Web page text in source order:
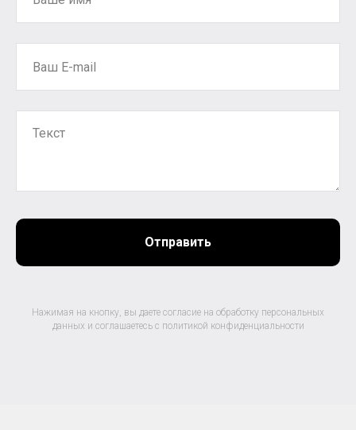
Отправить
Нажимая на кнопку, вы даете согласие на обработку персональных
данных и соглашаетесь c политикой конфиденциальности